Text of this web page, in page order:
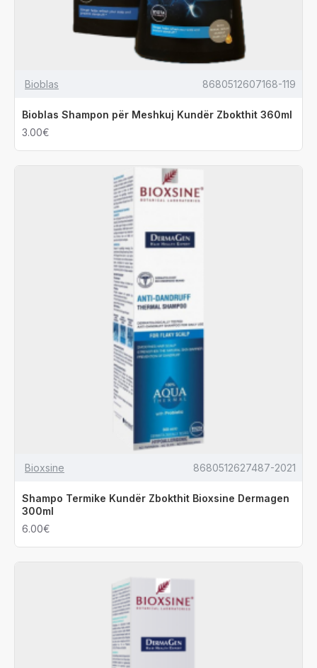
Bioblas 8680512607168-119
Bioblas Shampon për Meshkuj Kundër Zbokthit 360ml
3.00€
Bioxsine 8680512627487-2021
Shampo Termike Kundër Zbokthit Bioxsine Dermagen
300ml
6.00€